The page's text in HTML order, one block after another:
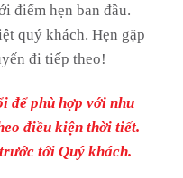
điểm hẹn ban đầu.
quý khách. Hẹn gặp
đi tiếp theo!
để phù hợp với nhu
điều kiện thời tiết.
tới Quý khách.